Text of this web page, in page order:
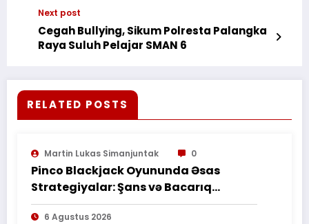
Next post
Cegah Bullying, Sikum Polresta Palangka
Raya Suluh Pelajar SMAN 6
RELATED POSTS
Martin Lukas Simanjuntak 0
Pinco Blackjack Oyununda Əsas
Strategiyalar: Şans və Bacarıq
Balansı – BetAz Oyununa İcmal
6 Agustus 2026